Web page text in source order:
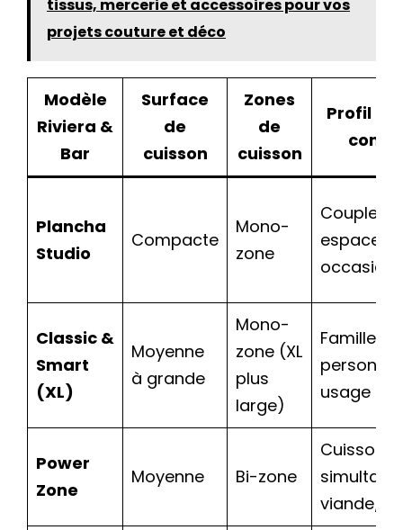
tissus, mercerie et accessoires pour vos
projets couture et déco
Modèle
Riviera &
Bar
Surface
de
cuisson
Zones
de
cuisson
Profil
Plancha
Studio
Compacte
Mono-
zone
Couple,
espace,
Classic &
Smart
(XL)
Moyenne
à grande
Mono-
zone (XL
plus
large)
Famille 3
usage
Power
Zone
Moyenne Bi-zone
Cuissons
viande/